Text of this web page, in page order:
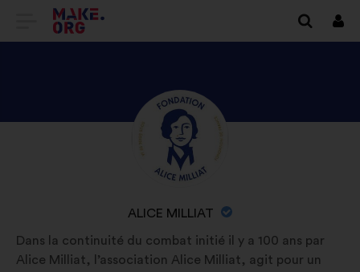
DIRECȚIONARE
PAGINĂ
MAKE.ORG
DESCOPERIȚI
PROFILUL
ALICE
MILLIAT
NUMELE
ORGANIZAȚIEI:
ALICE MILLIAT
Biografie:
Dans la continuité du combat initié il y a 100 ans par
Alice Milliat, l’association Alice Milliat, agit pour un